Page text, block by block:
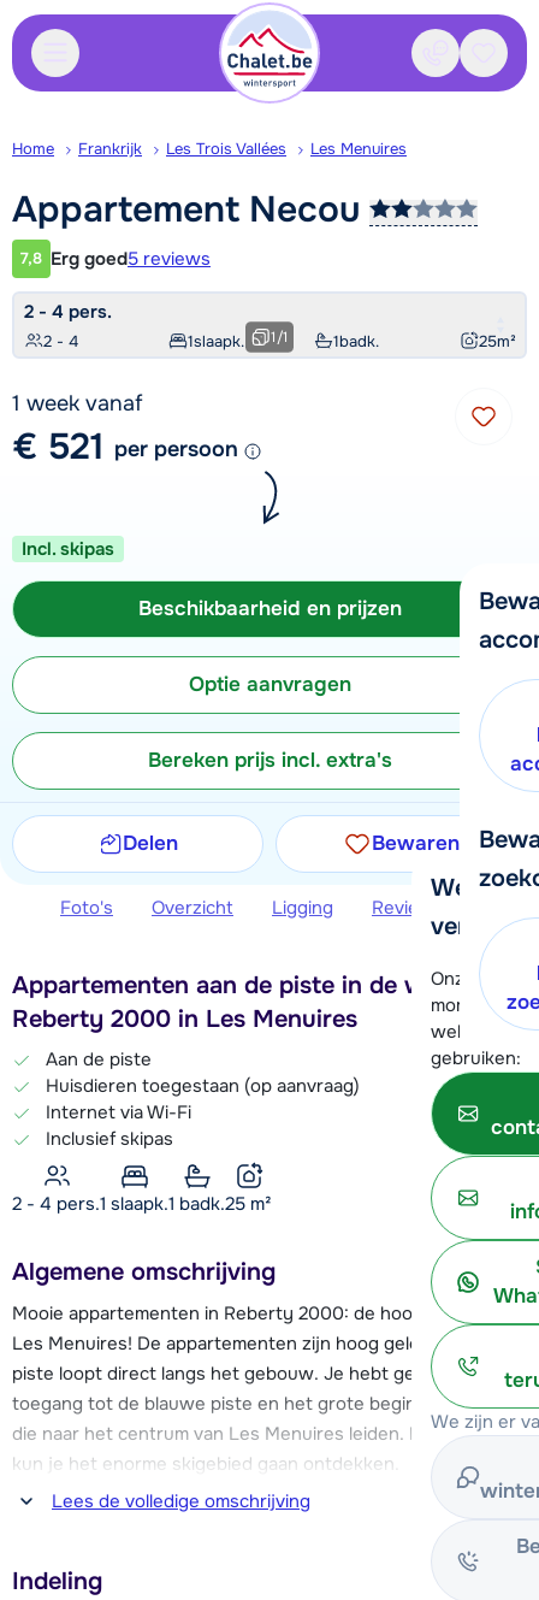
Contact
We
verder!
Onze
moment
wel alvast
gebruiken:
We zijn er
Home Frankrijk Les Trois Vallées Les Menuires
Appartement Necou
Klantwaardering
7,8 Erg goed5 reviews
2 - 4 pers.
2 - 4 1slaapk. 1badk. 25m²
1/1
1 week vanaf
€ 521 per persoon
Incl. skipas
Beschikbaarheid en prijzen
Optie aanvragen
Bereken prijs incl. extra's
Delen Bewaren
Foto's Overzicht Ligging Reviews
Appartementen aan de piste in de wijk
Reberty 2000 in Les Menuires
Aan de piste
Huisdieren toegestaan (op aanvraag)
Internet via Wi-Fi
Inclusief skipas
2 - 4 pers.1 slaapk.1 badk.25 m²
Algemene omschrijving
Mooie appartementen in Reberty 2000: de hoogste wijk van
Les Menuires! De appartementen zijn hoog gelegen en de
piste loopt direct langs het gebouw. Je hebt gemakkelijk
toegang tot de blauwe piste en het grote beginnersgebied
die naar het centrum van Les Menuires leiden. Hiervandaan
kun je het enorme skigebied gaan ontdekken.
De appartementen Necou zijn gezellig ingericht en bieden je
een fantastisch panoramisch uitzicht over Les Menuires en
het omringende berglandschap. Er is een halte voor de
Lees de volledige omschrijving
Indeling